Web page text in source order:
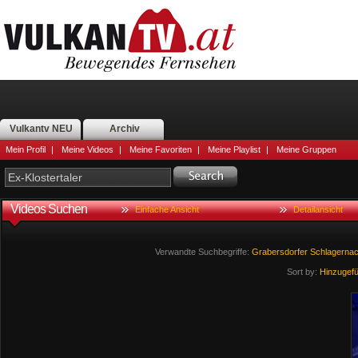
Vulkantv NEU Archiv
Mein Profil | Meine Videos | Meine Favoriten | Meine Playlist | Meine Gruppen
Videos Suchen Einfache Ansicht Detailansicht
Verwandte Suchbegriffe: Grabersdorfer
Sort by: